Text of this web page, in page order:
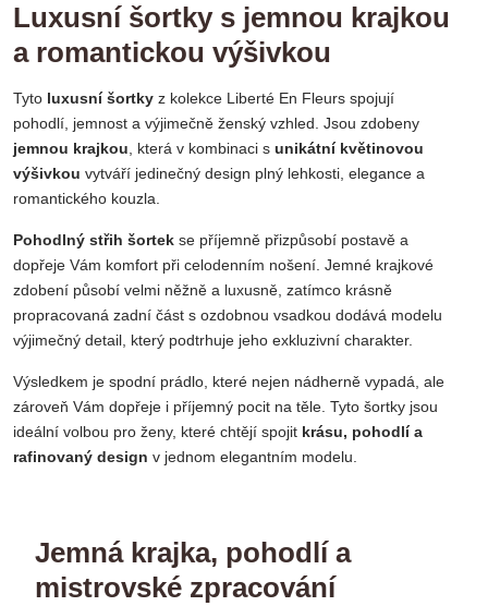
Luxusní šortky s jemnou krajkou
a romantickou výšivkou
Tyto luxusní šortky z kolekce Liberté En Fleurs spojují
pohodlí, jemnost a výjimečně ženský vzhled. Jsou zdobeny
jemnou krajkou, která v kombinaci s unikátní květinovou
výšivkou vytváří jedinečný design plný lehkosti, elegance a
romantického kouzla.
Pohodlný střih šortek se příjemně přizpůsobí postavě a
dopřeje Vám komfort při celodenním nošení. Jemné krajkové
zdobení působí velmi něžně a luxusně, zatímco krásně
propracovaná zadní část s ozdobnou vsadkou dodává modelu
výjimečný detail, který podtrhuje jeho exkluzivní charakter.
Výsledkem je spodní prádlo, které nejen nádherně vypadá, ale
zároveň Vám dopřeje i příjemný pocit na těle. Tyto šortky jsou
ideální volbou pro ženy, které chtějí spojit krásu, pohodlí a
rafinovaný design v jednom elegantním modelu.
Jemná krajka, pohodlí a
mistrovské zpracování